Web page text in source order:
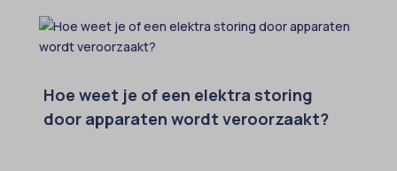
Hoe weet je of een elektra storing
door apparaten wordt veroorzaakt?